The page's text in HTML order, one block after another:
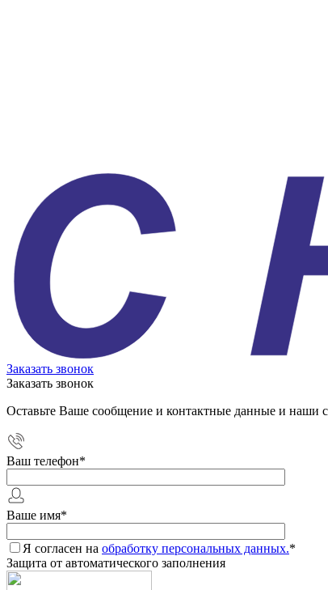
Заказать звонок
Заказать звонок
Оставьте Ваше сообщение и контактные данные и наши
Ваш телефон*
Ваше имя*
Я согласен на обработку персональных данных.*
Защита от автоматического заполнения